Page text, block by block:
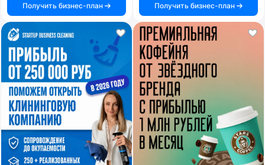
Получить бизнес-план
Получить бизнес-план